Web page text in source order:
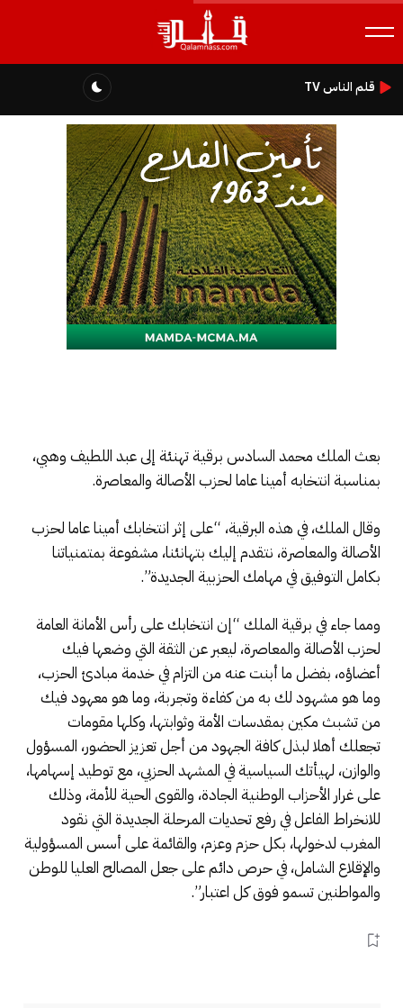
قلم الناس TV
بعث الملك محمد السادس برقية تهنئة إلى عبد اللطيف وهبي،
بمناسبة انتخابه أمينا عاما لحزب الأصالة والمعاصرة.
وقال الملك، في هذه البرقية، “على إثر انتخابك أمينا عاما لحزب
الأصالة والمعاصرة، نتقدم إليك بتهانئنا، مشفوعة بمتمنياتنا
بكامل التوفيق في مهامك الحزبية الجديدة”.
ومما جاء في برقية الملك “إن انتخابك على رأس الأمانة العامة
لحزب الأصالة والمعاصرة، ليعبر عن الثقة التي وضعها فيك
أعضاؤه، بفضل ما أبنت عنه من التزام في خدمة مبادئ الحزب،
وما هو مشهود لك به من كفاءة وتجربة، وما هو معهود فيك
من تشبث مكين بمقدسات الأمة وثوابتها، وكلها مقومات
تجعلك أهلا لبذل كافة الجهود من أجل تعزيز الحضور، المسؤول
والوازن، لهيأتك السياسية في المشهد الحزبي، مع توطيد إسهامها،
على غرار الأحزاب الوطنية الجادة، والقوى الحية للأمة، وذلك
للانخراط الفاعل في رفع تحديات المرحلة الجديدة التي نقود
المغرب لدخولها، بكل حزم وعزم، والقائمة على أسس المسؤولية
والإقلاع الشامل، في حرص دائم على جعل المصالح العليا للوطن
والمواطنين تسمو فوق كل اعتبار”.